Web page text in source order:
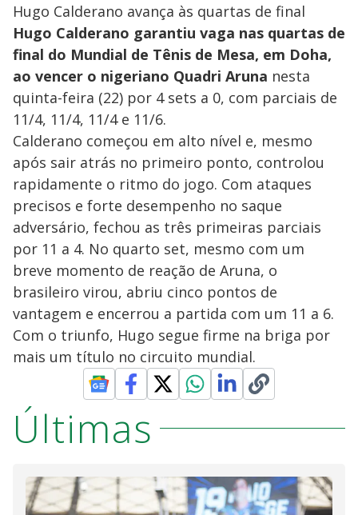
Hugo Calderano avança às quartas de final
Hugo Calderano garantiu vaga nas quartas de
final do Mundial de Tênis de Mesa, em Doha,
ao vencer o nigeriano Quadri Aruna nesta
quinta-feira (22) por 4 sets a 0, com parciais de
11/4, 11/4, 11/4 e 11/6.
Calderano começou em alto nível e, mesmo
após sair atrás no primeiro ponto, controlou
rapidamente o ritmo do jogo. Com ataques
precisos e forte desempenho no saque
adversário, fechou as três primeiras parciais
por 11 a 4. No quarto set, mesmo com um
breve momento de reação de Aruna, o
brasileiro virou, abriu cinco pontos de
vantagem e encerrou a partida com um 11 a 6.
Com o triunfo, Hugo segue firme na briga por
mais um título no circuito mundial.
Últimas